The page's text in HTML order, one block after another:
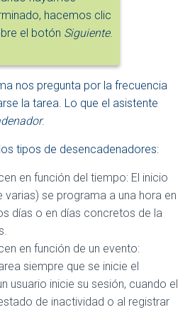
hacemos clic
el botón Siguiente.
nos pregunta por la frecuencia
la tarea. Lo que el asistente
.
tipos de desencadenadores:
en función del tiempo: El inicio
varias) se programa a una hora en
días o en días concretos de la
en función de un evento:
siempre que se inicie el
usuario inicie su sesión, cuando el
de inactividad o al registrar